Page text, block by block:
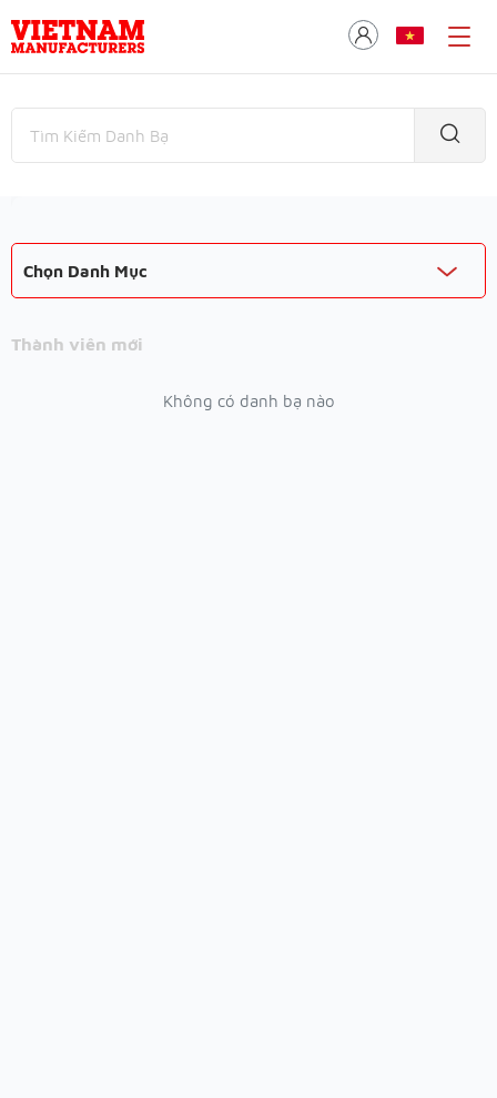
Chọn Danh Mục
Thành viên mới
Không có danh bạ nào